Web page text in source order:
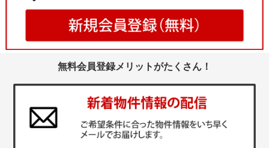
無料会員登録メリットがたくさん！